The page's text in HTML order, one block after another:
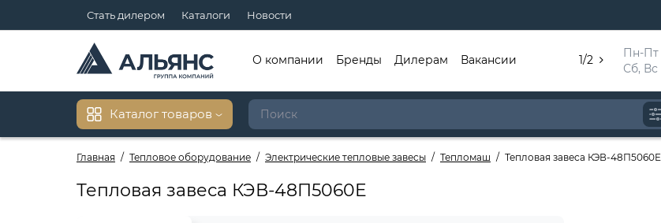
Стать дилером Каталоги Новости
Пн-Пт
Сб,
1/2
О компании Бренды Дилерам Вакансии
Каталог товаров
Главная Тепловое оборудование Электрические тепловые завесы Тепломаш Тепловая завеса КЭВ-48П5060E
Тепловая завеса КЭВ-48П5060E